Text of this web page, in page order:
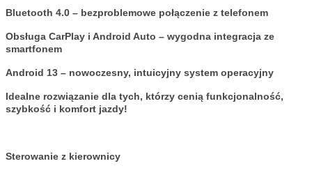
Bluetooth 4.0 – bezproblemowe połączenie z telefonem
Obsługa CarPlay i Android Auto – wygodna integracja ze
smartfonem
Android 13 – nowoczesny, intuicyjny system operacyjny
Idealne rozwiązanie dla tych, którzy cenią funkcjonalność,
szybkość i komfort jazdy!
Sterowanie z kierownicy